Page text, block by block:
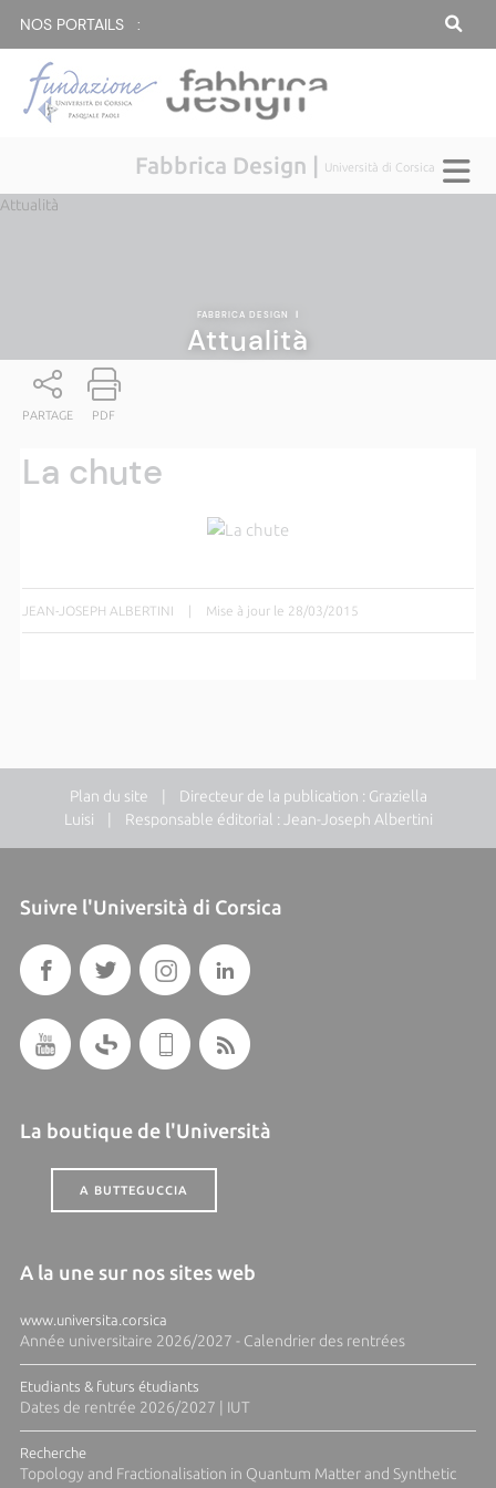
NOS PORTAILS :
Fabbrica Design | Università di Corsica
Attualità
FABBRICA DESIGN |
Attualità
PARTAGE PDF
La chute
JEAN-JOSEPH ALBERTINI | Mise à jour le 28/03/2015
Plan du site | Directeur de la publication : Graziella
Luisi | Responsable éditorial : Jean-Joseph Albertini
Suivre l'Università di Corsica
La boutique de l'Università
A BUTTEGUCCIA
A la une sur nos sites web
www.universita.corsica
Année universitaire 2026/2027 - Calendrier des rentrées
Etudiants & futurs étudiants
Dates de rentrée 2026/2027 | IUT
Recherche
Topology and Fractionalisation in Quantum Matter and Synthetic